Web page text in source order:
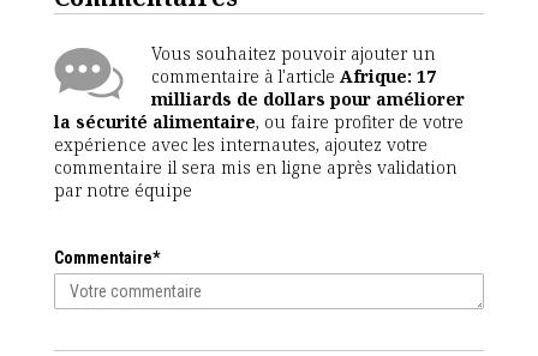
Vous souhaitez pouvoir ajouter un
commentaire à l'article Afrique: 17
milliards de dollars pour améliorer
la sécurité alimentaire, ou faire profiter de votre
expérience avec les internautes, ajoutez votre
commentaire il sera mis en ligne après validation
par notre équipe
Commentaire*